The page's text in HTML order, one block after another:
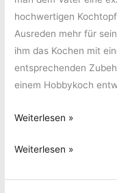
hochwertigen
Ausreden mehr für
ihm das Kochen mit
entsprechenden
einem Hobbykoch
Ausgefallene
zum
Weiterlesen »
Ausgefallene
zum
Weiterlesen »